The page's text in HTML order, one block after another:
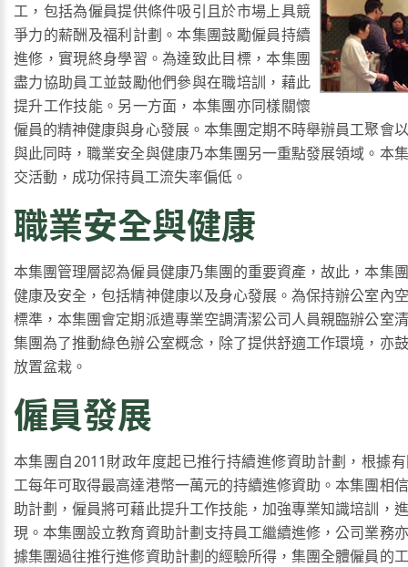
工，包括為僱員提供條件吸引且於市場上具競
爭力的薪酬及福利計劃。本集團鼓勵僱員持續
進修，實現終身學習。為達致此目標，本集團
盡力協助員工並鼓勵他們參與在職培訓，藉此
提升工作技能。另一方面，本集團亦同樣關懷
僱員的精神健康與身心發展。本集團定期不時舉辦員工聚會
與此同時，職業安全與健康乃本集團另一重點發展領域。本
交活動，成功保持員工流失率偏低。
職業安全與健康
本集團管理層認為僱員健康乃集團的重要資產，故此，本集
健康及安全，包括精神健康以及身心發展。為保持辦公室內
標準，本集團會定期派遣專業空調清潔公司人員親臨辦公室
集團為了推動綠色辦公室概念，除了提供舒適工作環境，亦
放置盆栽。
僱員發展
本集團自2011財政年度起已推行持續進修資助計劃，根據
工每年可取得最高達港幣一萬元的持續進修資助。本集團相
助計劃，僱員將可藉此提升工作技能，加強專業知識培訓，
現。本集團設立教育資助計劃支持員工繼續進修，公司業務
據集團過往推行進修資助計劃的經驗所得，集團全體僱員的